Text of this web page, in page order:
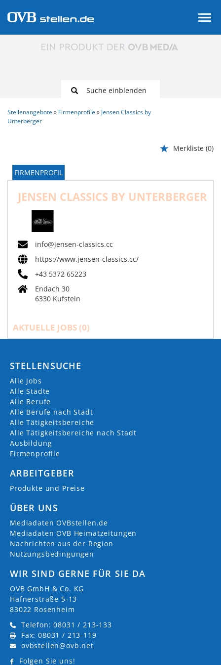
Suche einblenden
Stellenangebote Firmenprofile
Jensen Classics by
Unterberger
Merkliste (0)
FIRMENPROFIL
JENSEN CLASSICS BY UNTERBERGER
info@jensen-classics.cc
https://www.jensen-classics.cc/
+43 5372 65223
Endach 30
6330 Kufstein
AKTUELLE JOBS (0)
STELLENSUCHE
Alle Jobs
Alle Städte
Alle Berufe
Alle Berufe nach Stadt
Alle Tätigkeitsbereiche
Alle Tätigkeitsbereiche nach Stadt
Ausbildung
Firmenprofile
ARBEITGEBER
Produkte und Preise
ÜBER UNS
Mediadaten OVBstellen.de
Mediadaten OVB Heimatzeitungen
Nachrichten aus der Region
Nutzungsbedingungen
WIR SIND GERNE FÜR SIE DA
OVB GmbH & Co. KG
Hafnerstraße 5-13
83022 Rosenheim
Telefon: 08031 / 213-133
Fax: 08031 / 213-119
ovbstellen@ovb.net
Folgen Sie uns!